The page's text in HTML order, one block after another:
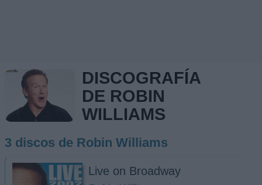
DISCOGRAFÍA
DE ROBIN
WILLIAMS
3 discos de Robin Williams
Live on Broadway